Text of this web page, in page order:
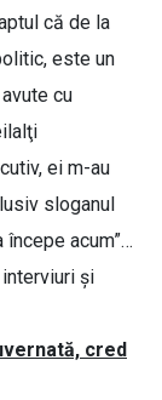
că de la
este un
cu
ei m-au
sloganul
acum”…
şi
cred